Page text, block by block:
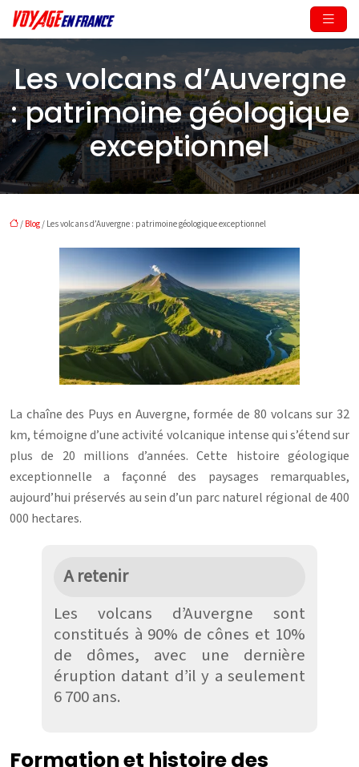
Les volcans d’Auvergne
: patrimoine géologique
exceptionnel
/ Blog / Les volcans d’Auvergne : patrimoine géologique exceptionnel
La chaîne des Puys en Auvergne, formée de 80 volcans sur 32
km, témoigne d’une activité volcanique intense qui s’étend sur
plus de 20 millions d’années. Cette histoire géologique
exceptionnelle a façonné des paysages remarquables,
aujourd’hui préservés au sein d’un parc naturel régional de 400
000 hectares.
A retenir
Les volcans d’Auvergne sont
constitués à 90% de cônes et 10%
de dômes, avec une dernière
éruption datant d’il y a seulement
6 700 ans.
Formation et histoire des